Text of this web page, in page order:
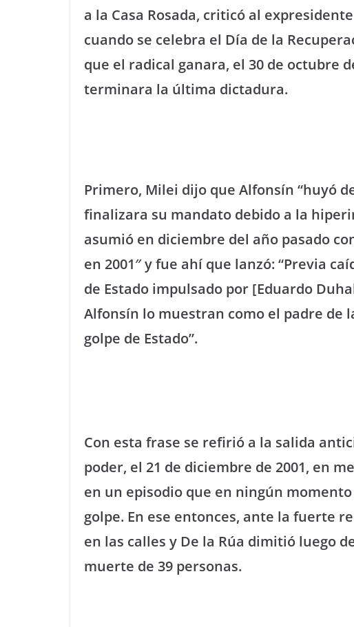
a la Casa Rosada, criticó al
cuando se celebra el Día de la
que el radical ganara, el 30 de octubre
terminara la última dictadura.
Primero, Milei dijo que Alfonsín “huyó
finalizara su mandato debido a la
asumió en diciembre del año pasado
en 2001″ y fue ahí que lanzó: “Previa
de Estado impulsado por [Eduardo
Alfonsín lo muestran como el padre de
golpe de Estado”.
Con esta frase se refirió a la salida
poder, el 21 de diciembre de 2001, en
en un episodio que en ningún
golpe. En ese entonces, ante la fuerte
en las calles y De la Rúa dimitió luego
muerte de 39 personas.